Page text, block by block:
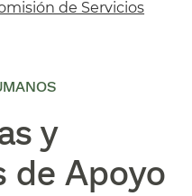
de Servicios
y
de Apoyo​​